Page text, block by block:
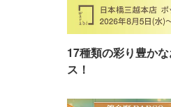
17種類の彩り豊か
ス！